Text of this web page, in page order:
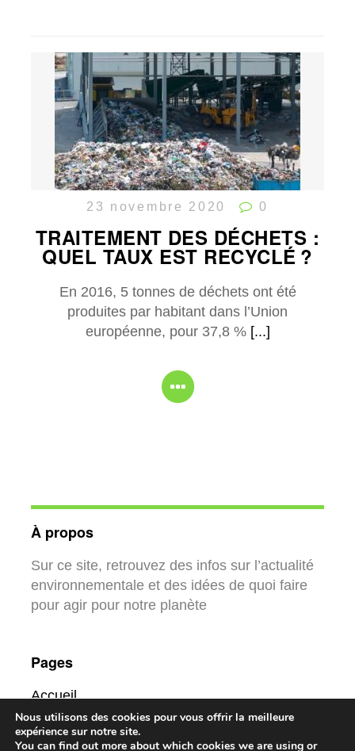
23 novembre 2020 0
TRAITEMENT DES DÉCHETS :
QUEL TAUX EST RECYCLÉ ?
En 2016, 5 tonnes de déchets ont été
produites par habitant dans l’Union
européenne, pour 37,8 % [...]
À propos
Sur ce site, retrouvez des infos sur l’actualité
environnementale et des idées de quoi faire
pour agir pour notre planète
Pages
Accueil
Contact
Mentions légales
Nous utilisons des cookies pour vous offrir la meilleure
expérience sur notre site.
You can find out more about which cookies we are using or